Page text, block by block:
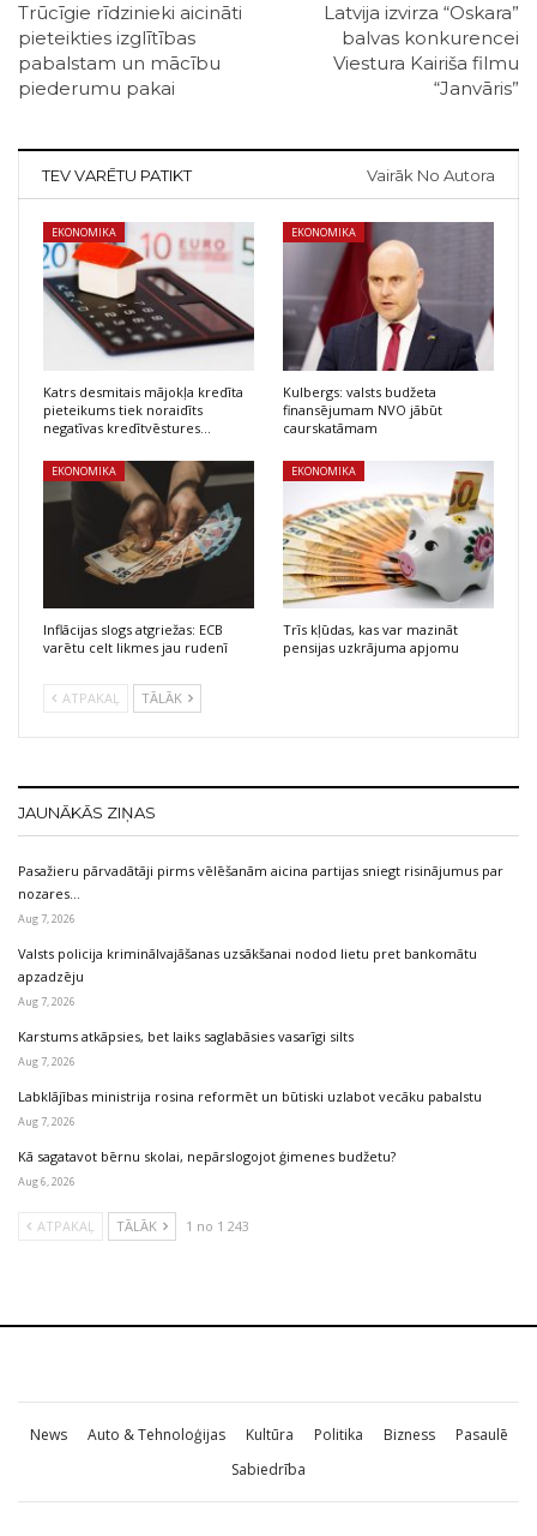
Trūcīgie rīdzinieki aicināti
pieteikties izglītības
pabalstam un mācību
piederumu pakai
Latvija izvirza “Oskara”
balvas konkurencei
Viestura Kairiša filmu
“Janvāris”
TEV VARĒTU PATIKT Vairāk No Autora
EKONOMIKA
Katrs desmitais mājokļa kredīta
pieteikums tiek noraidīts
negatīvas kredītvēstures…
EKONOMIKA
Kulbergs: valsts budžeta
finansējumam NVO jābūt
caurskatāmam
EKONOMIKA
Inflācijas slogs atgriežas: ECB
varētu celt likmes jau rudenī
EKONOMIKA
Trīs kļūdas, kas var mazināt
pensijas uzkrājuma apjomu
ATPAKAĻ TĀLĀK
JAUNĀKĀS ZIŅAS
Pasažieru pārvadātāji pirms vēlēšanām aicina partijas sniegt risinājumus par
nozares…
Aug 7, 2026
Valsts policija kriminālvajāšanas uzsākšanai nodod lietu pret bankomātu
apzadzēju
Aug 7, 2026
Karstums atkāpsies, bet laiks saglabāsies vasarīgi silts
Aug 7, 2026
Labklājības ministrija rosina reformēt un būtiski uzlabot vecāku pabalstu
Aug 7, 2026
Kā sagatavot bērnu skolai, nepārslogojot ģimenes budžetu?
Aug 6, 2026
ATPAKAĻ TĀLĀK 1 no 1 243
News Auto & Tehnoloģijas Kultūra Politika Bizness
Pasaulē
Sabiedrība